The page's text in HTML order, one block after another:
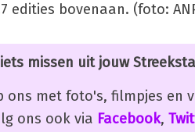
edities bovenaan. (foto:
missen uit jouw
ons met foto's, filmpjes en
ons ook via Facebook,